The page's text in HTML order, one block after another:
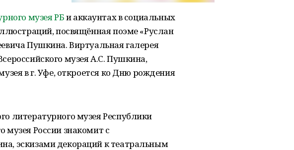
музея РБи аккаунтах в социальных
посвящённая поэме «Руслан
Пушкина. Виртуальная галерея
музея А.С. Пушкина,
в г. Уфе, откроется ко Дню рождения
литературного музея Республики
музея России знакомит с
эскизами декораций к театральным